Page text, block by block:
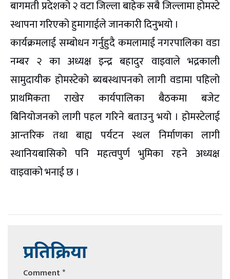
बागमती प्रदेशको २ वटा जिल्ला बाहेक सबै जिल्लामा होमस्टे
स्थापना गरिएको हुमागाईले जानकारी दिनुभयो ।
कार्यक्रमलाई सम्बोधन गर्नुहुदै कमलामाई नगरपालिका वडा
नम्बर २ का अध्यक्ष इन्द्र बहादुर वाइवाले भद्रकाली
सामुदायीक होमस्टेको ब्यबस्थापनको लागी वडामा पहिलो
प्राथमिकता राखेर कार्यपालिका बैठकमा बजेट
बिनियोजनको लागी पहल गरिने बताउनु भयो । होमस्टेलाई
आन्तरिक तथा बाह्य पर्यटन स्थल निर्माणका लागी
स्थानियबासिको पनि महत्वपुर्ण भुमिका रहने अध्यक्ष
वाइवाको भनाई छ ।
प्रतिक्रिया
Comment*